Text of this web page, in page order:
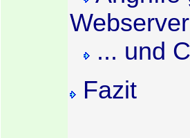
Webserver
... und
Fazit